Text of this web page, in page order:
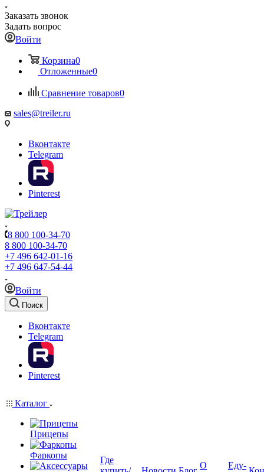
Заказать звонок
Задать вопрос
Войти
Корзина0
Отложенные0
Сравнение товаров0
sales@treiler.ru
Вконтакте
Telegram
Pinterest
8 800 100-34-70
8 800 100-34-70
+7 496 642-01-16
+7 496 647-54-44
Войти
Поиск
Вконтакте
Telegram
Pinterest
Каталог
Прицепы
Фаркопы
Где
О
Еду-